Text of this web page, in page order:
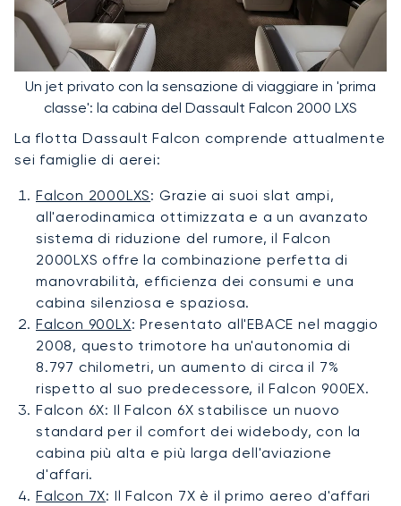
Un jet privato con la sensazione di viaggiare in 'prima
classe': la cabina del Dassault Falcon 2000 LXS
La flotta Dassault Falcon comprende attualmente
sei famiglie di aerei:
Falcon 2000LXS: Grazie ai suoi slat ampi,
all'aerodinamica ottimizzata e a un avanzato
sistema di riduzione del rumore, il Falcon
2000LXS offre la combinazione perfetta di
manovrabilità, efficienza dei consumi e una
cabina silenziosa e spaziosa.
Falcon 900LX: Presentato all'EBACE nel maggio
2008, questo trimotore ha un'autonomia di
8.797 chilometri, un aumento di circa il 7%
rispetto al suo predecessore, il Falcon 900EX.
Falcon 6X: Il Falcon 6X stabilisce un nuovo
standard per il comfort dei widebody, con la
cabina più alta e più larga dell'aviazione
d'affari.
Falcon 7X: Il Falcon 7X è il primo aereo d'affari